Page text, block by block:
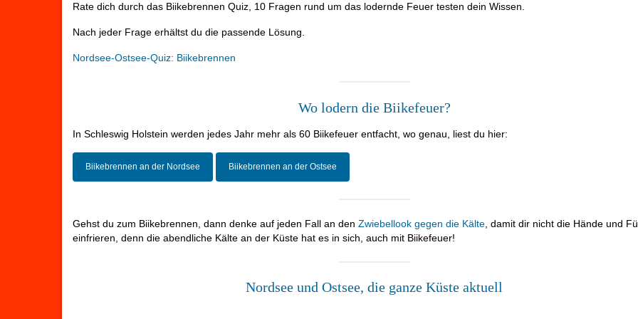
Rate dich durch das Biikebrennen Quiz, 10 Fragen rund um das lodernde Feuer testen dein Wissen.
Nach jeder Frage erhältst du die passende Lösung.
Nordsee-Ostsee-Quiz: Biikebrennen
Wo lodern die Biikefeuer?
In Schleswig Holstein werden jedes Jahr mehr als 60 Biikefeuer entfacht, wo genau, liest du hier:
Biikebrennen an der Nordsee Biikebrennen an der Ostsee
Gehst du zum Biikebrennen, dann denke auf jeden Fall an den Zwiebellook gegen die Kälte , damit dir nicht die Hände und
einfrieren, denn die abendliche Kälte an der Küste hat es in sich, auch mit Biikefeuer!
Nordsee und Ostsee, die ganze Küste aktuell